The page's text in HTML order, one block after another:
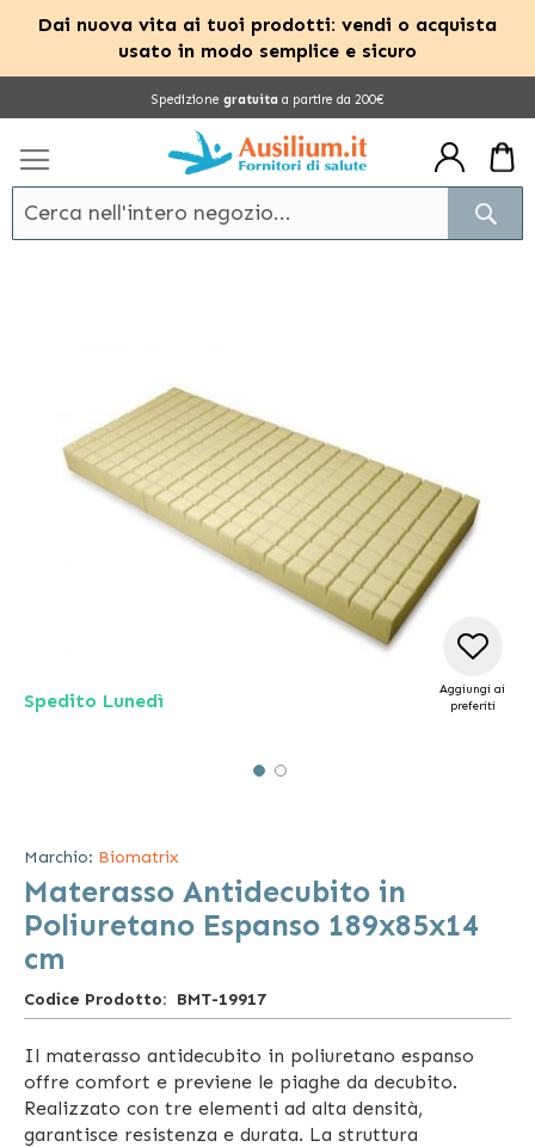
Dai nuova vita ai tuoi prodotti: vendi o acquista
usato in modo semplice e sicuro
Spedizione gratuita a partire da 200€
Spedito Lunedì
galleria
di
immagini
Aggiungi ai
preferiti
Marchio: Biomatrix
Materasso Antidecubito in
Poliuretano Espanso 189x85x14
cm
Codice Prodotto BMT-19917
Il materasso antidecubito in poliuretano espanso
offre comfort e previene le piaghe da decubito.
Realizzato con tre elementi ad alta densità,
garantisce resistenza e durata. La struttura